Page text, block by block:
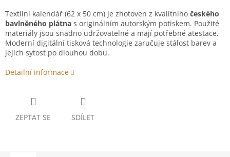
Textilní kalendář (62 x 50 cm) je zhotoven z kvalitního českého
bavlněného plátna s originálním autorským potiskem. Použité
materiály jsou snadno udržovatelné a mají potřebné atestace.
Moderní digitální tisková technologie zaručuje stálost barev a
jejich sytost po dlouhou dobu.
Detailní informace
ZEPTAT SE SDÍLET